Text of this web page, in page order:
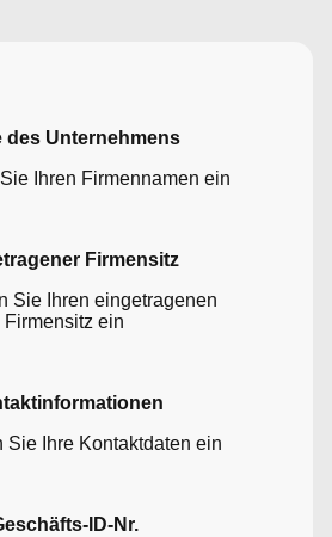
des Unternehmens
Ihren Firmennamen ein
Firmensitz
Sie Ihren eingetragenen
Firmensitz ein
Sie Ihre Kontaktdaten ein
ID-Nr.